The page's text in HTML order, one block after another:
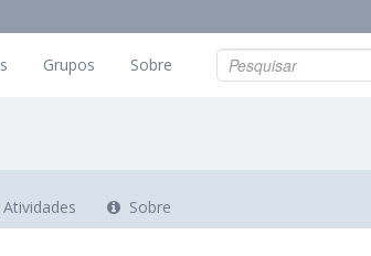
Grupos Sobre
Sobre